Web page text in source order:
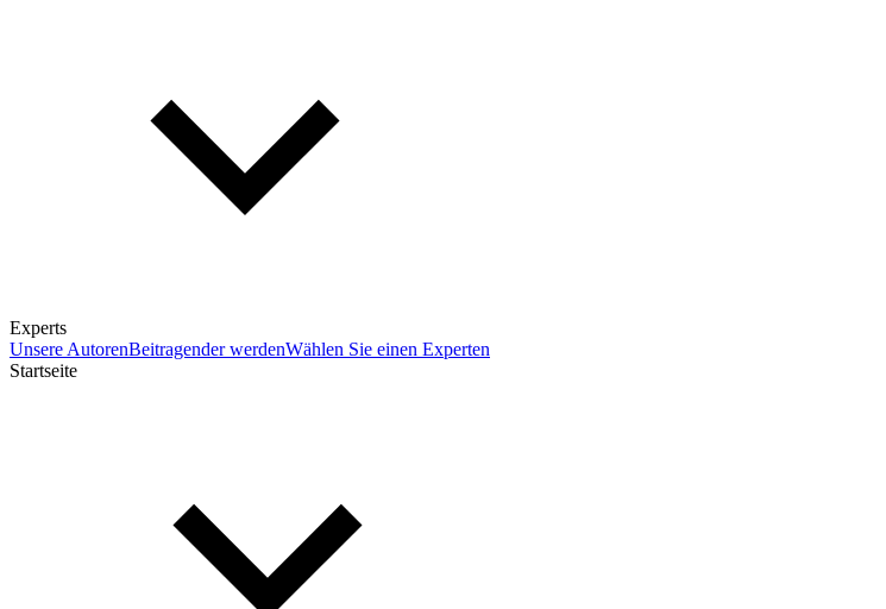
Experts
Unsere AutorenBeitragender werdenWählen Sie einen Experten
Startseite